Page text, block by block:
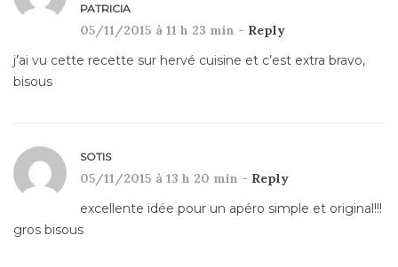
PATRICIA
05/11/2015 à 11 h 23 min - Reply
j’ai vu cette recette sur hervé cuisine et c’est extra bravo,
bisous
SOTIS
05/11/2015 à 13 h 20 min - Reply
excellente idée pour un apéro simple et original!!!
gros bisous